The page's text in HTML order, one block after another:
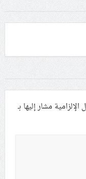
مشار إليها بـ